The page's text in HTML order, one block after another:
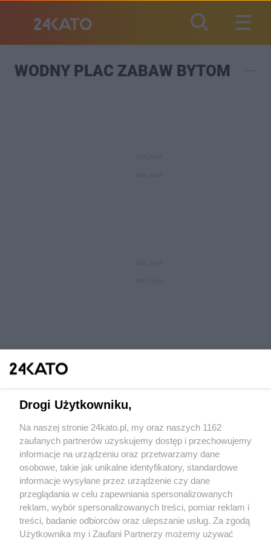
WODNY PLAC ZABAW BYTOM
Wydawca mediów lokalnych
Nie zapomnij
zapoznać się z:
polityką prywatności regulamin korzystania z portali
Twojemiasto Skontaktuj sięz nami
Drogi Użytkowniku,
Na naszej stronie 24kato.pl, my oraz naszych 1162
zaufanych partnerów uzyskujemy dostęp i przechowujemy
informacje na urządzeniu oraz przetwarzamy dane
osobowe, takie jak unikalne identyfikatory, standardowe
informacje wysyłane przez urządzenie czy dane
przeglądania w celu zapewniania spersonalizowanych
reklam, wybór spersonalizowanych treści, pomiar reklam i
treści, badanie odbiorców oraz ulepszanie usług. Za zgodą
Użytkownika my i Zaufani Partnerzy możemy używać